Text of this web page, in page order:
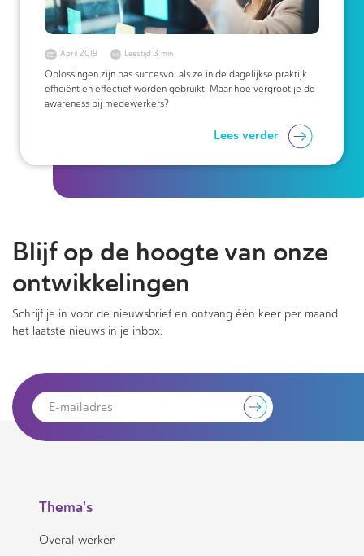
April 2019 Leestijd 3 min.
Oplossingen zijn pas succesvol als ze in de dagelijkse praktijk
efficiënt en effectief worden gebruikt. Maar hoe vergroot je de
awareness bij medewerkers?
Lees verder
Blijf op de hoogte van onze
ontwikkelingen
Schrijf je in voor de nieuwsbrief en ontvang één keer per maand
het laatste nieuws in je inbox.
Thema's
Overal werken